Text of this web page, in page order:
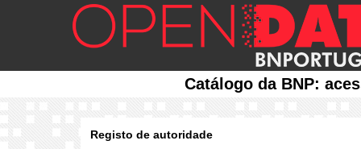
Catálogo da BNP:
Registo de autoridade